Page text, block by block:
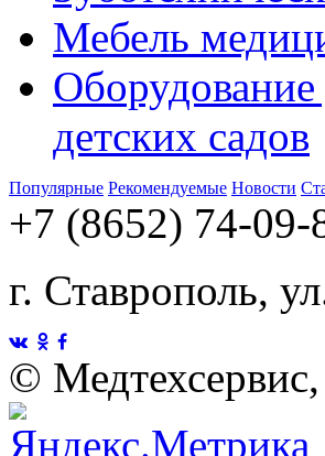
Мебель
детских садов
Популярные Рекомендуемые Новости
+7 (8652) 74-09-
г. Ставрополь,
©